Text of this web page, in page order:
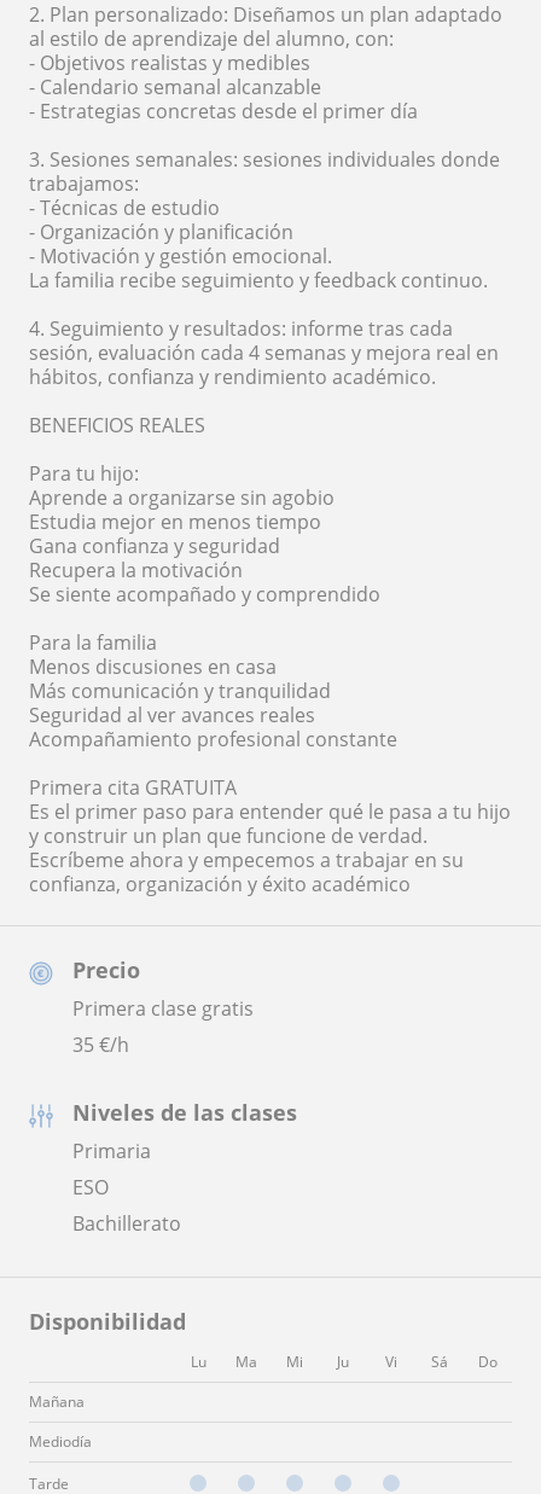
Precio
Primera clase gratis
35€/h
Niveles de las clases
Primaria
ESO
Bachillerato
Disponibilidad
Lu Ma Mi Ju Vi Sá
Do
Mañana
Mediodía
Tarde
2. Plan personalizado: Diseñamos un plan adaptado
al estilo de aprendizaje del alumno, con:
- Objetivos realistas y medibles
- Calendario semanal alcanzable
- Estrategias concretas desde el primer día
3. Sesiones semanales: sesiones individuales donde
trabajamos:
- Técnicas de estudio
- Organización y planificación
- Motivación y gestión emocional.
La familia recibe seguimiento y feedback continuo.
4. Seguimiento y resultados: informe tras cada
sesión, evaluación cada 4 semanas y mejora real en
hábitos, confianza y rendimiento académico.
BENEFICIOS REALES
Para tu hijo:
Aprende a organizarse sin agobio
Estudia mejor en menos tiempo
Gana confianza y seguridad
Recupera la motivación
Se siente acompañado y comprendido
Para la familia
Menos discusiones en casa
Más comunicación y tranquilidad
Seguridad al ver avances reales
Acompañamiento profesional constante
Primera cita GRATUITA
Es el primer paso para entender qué le pasa a tu hijo
y construir un plan que funcione de verdad.
Escríbeme ahora y empecemos a trabajar en su
confianza, organización y éxito académico